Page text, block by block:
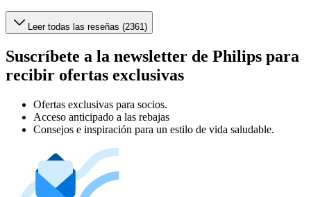
Leer todas las reseñas (2361)
Suscríbete a la newsletter de Philips para
recibir ofertas exclusivas
Ofertas exclusivas para socios.
Acceso anticipado a las rebajas
Consejos e inspiración para un estilo de vida saludable.